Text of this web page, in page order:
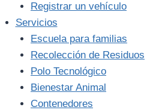
Registrar un vehículo
Servicios
Escuela para familias
Recolección de Residuos
Polo Tecnológico
Bienestar Animal
Contenedores